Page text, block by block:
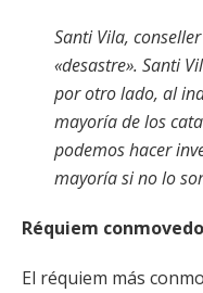
Santi Vila,
«desastre». Santi
por otro lado, al
mayoría de los
podemos hacer
mayoría si no lo
Réquiem
El réquiem más